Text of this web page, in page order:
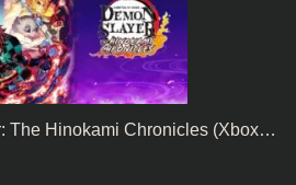
The Hinokami Chronicles (Xbox…